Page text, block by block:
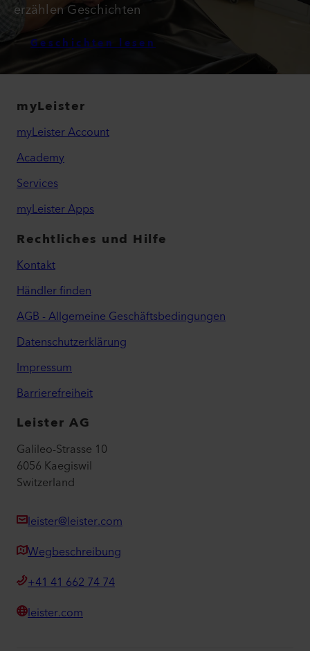
erzählen Geschichten
Geschichten lesen
myLeister
myLeister Account
Academy
Services
myLeister Apps
Rechtliches und Hilfe
Kontakt
Händler finden
AGB - Allgemeine Geschäftsbedingungen
Datenschutzerklärung
Impressum
Barrierefreiheit
Leister AG
Galileo-Strasse 10
6056 Kaegiswil
Switzerland
leister@leister.com
Wegbeschreibung
+41 41 662 74 74
leister.com